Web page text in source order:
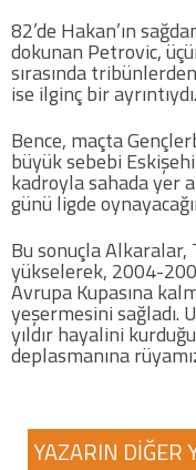
Web Sürüme Geç
82’de Hakan’ın
dokunan Petrovic,
sırasında
ise ilginç bir ayrıntıydı.
Bence, maçta
büyük sebebi
kadroyla sahada yer
günü ligde
Bu sonuçla Alkaralar,
yükselerek, 2004-
Avrupa Kupasına
yeşermesini sağladı.
yıldır hayalini
deplasmanına
YAZARIN DİĞER